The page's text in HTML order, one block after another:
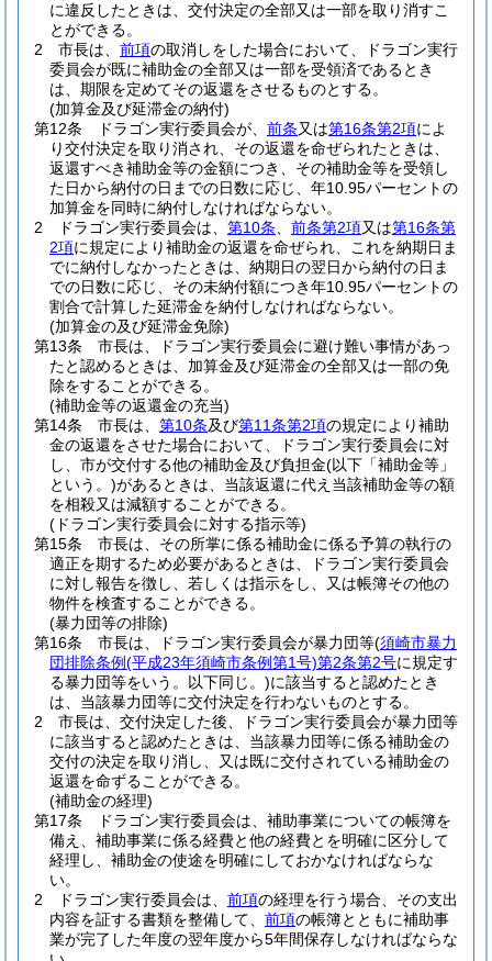
に違反したときは、交付決定の全部又は一部を取り消すこ
とができる。
2
市長は、 前項の取消しをした場合において、ドラゴン実行
委員会が既に補助金の全部又は一部を受領済であるとき
は、期限を定めてその返還をさせるものとする。
(加算金及び延滞金の納付)
第12条
ドラゴン実行委員会が、 前条又は第16条第2項によ
り交付決定を取り消され、その返還を命ぜられたときは、
返還すべき補助金等の金額につき、その補助金等を受領し
た日から納付の日までの日数に応じ、年10.95パーセントの
加算金を同時に納付しなければならない。
2
ドラゴン実行委員会は、 第10条 前条第2項又は第16条第
2項に規定により補助金の返還を命ぜられ、これを納期日ま
でに納付しなかったときは、納期日の翌日から納付の日ま
での日数に応じ、その未納付額につき年10.95パーセントの
割合で計算した延滞金を納付しなければならない。
(加算金の及び延滞金免除)
第13条
市長は、ドラゴン実行委員会に避け難い事情があっ
たと認めるときは、加算金及び延滞金の全部又は一部の免
除をすることができる。
(補助金等の返還金の充当)
第14条
市長は、 第10条及び第11条第2項の規定により補助
金の返還をさせた場合において、ドラゴン実行委員会に対
し、市が交付する他の補助金及び負担金(以下「補助金等」
という。)があるときは、当該返還に代え当該補助金等の額
を相殺又は減額することができる。
(ドラゴン実行委員会に対する指示等)
第15条
市長は、その所掌に係る補助金に係る予算の執行の
適正を期するため必要があるときは、ドラゴン実行委員会
に対し報告を徴し、若しくは指示をし、又は帳簿その他の
物件を検査することができる。
(暴力団等の排除)
第16条
市長は、ドラゴン実行委員会が暴力団等(須崎市暴力
団排除条例(平成23年須崎市条例第1号)第2条第2号に規定す
る暴力団等をいう。以下同じ。)に該当すると認めたとき
は、当該暴力団等に交付決定を行わないものとする。
2
市長は、交付決定した後、ドラゴン実行委員会が暴力団等
に該当すると認めたときは、当該暴力団等に係る補助金の
交付の決定を取り消し、又は既に交付されている補助金の
返還を命ずることができる。
(補助金の経理)
第17条
ドラゴン実行委員会は、補助事業についての帳簿を
備え、補助事業に係る経費と他の経費とを明確に区分して
経理し、補助金の使途を明確にしておかなければならな
い。
2
ドラゴン実行委員会は、 前項の経理を行う場合、その支出
内容を証する書類を整備して、 前項の帳簿とともに補助事
業が完了した年度の翌年度から5年間保存しなければならな